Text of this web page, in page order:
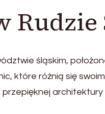
Rudzie
śląskim,
które różnią się